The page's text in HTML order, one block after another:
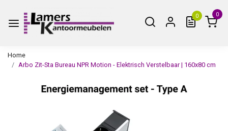
0 0
Home
Arbo Zit-Sta Bureau NPR Motion - Elektrisch Verstelbaar | 160x80 cm